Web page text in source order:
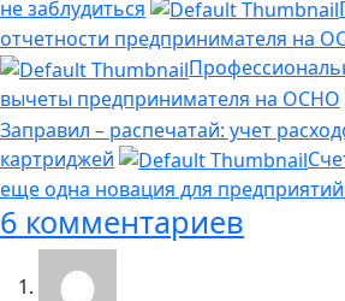
не заблудиться
отчетности предпринимателя на
вычеты предпринимателя на ОСНО
Заправил – распечатай: учет
картриджей
еще одна новация для
6 комментариев